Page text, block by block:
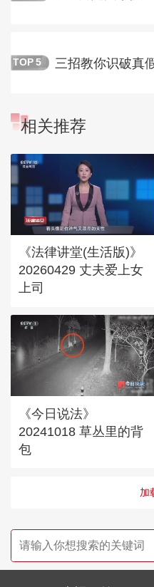
TOP 5 三招教你识破真
相关推荐
《法律讲堂(生活版)》
20260429 丈夫爱上女
上司
《今日说法》
20241018 草丛里的背
包
加